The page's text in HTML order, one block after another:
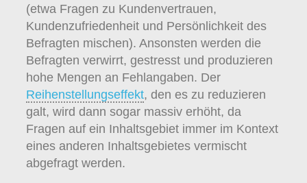
(etwa Fragen zu Kundenvertrauen,
Kundenzufriedenheit und Persönlichkeit des
Befragten mischen). Ansonsten werden die
Befragten verwirrt, gestresst und produzieren
hohe Mengen an Fehlangaben. Der
Reihenstellungseffekt, den es zu reduzieren
galt, wird dann sogar massiv erhöht, da
Fragen auf ein Inhaltsgebiet immer im Kontext
eines anderen Inhaltsgebietes vermischt
abgefragt werden.